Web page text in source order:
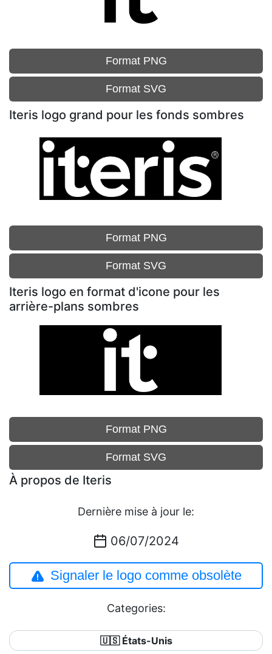
Format PNG
Format SVG
Iteris logo grand pour les fonds sombres
Format PNG
Format SVG
Iteris logo en format d'icone pour les
arrière-plans sombres
Format PNG
Format SVG
À propos de Iteris
Dernière mise à jour le:
06/07/2024
Signaler le logo comme obsolète
Categories:
🇺🇸 États-Unis